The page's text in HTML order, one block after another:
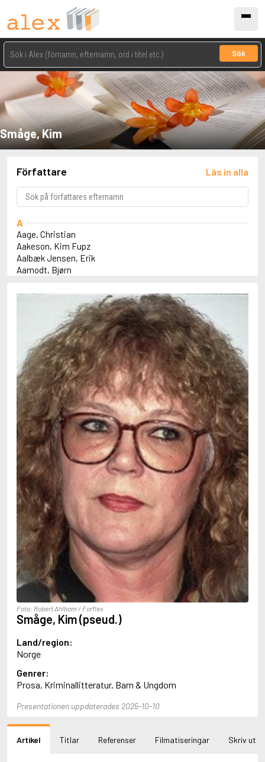
Sök
Småge, Kim
Författare Läs in alla
A
Aage, Christian
Aakeson, Kim Fupz
Aalbæk Jensen, Erik
Aamodt, Bjørn
Abbey, Kieran
Abbott, John
Abbott, Megan
Abdel-Fattah, Randa
Abdolah, Kader
Abé, Kobo
Abedi, Isabel
Abele, Inga
Abgarjan, Narine
Abish, Walter
Aboulela, Leila
Abrahams, Peter (f. 1919)
Abrahams, Peter (f. 1947)
Abrahamson, Emmy
Abse, Dannie
Abu-Jaber, Diana
Abulhawa, Susan
Aburas, Lone
Achebe, Chinua
Achmatova, Anna
Aciman, André
Ackebo, Lena
Acker, Kathy
Ackroyd, Peter
Adam de la Halle
Adamov, Arthur
Adams, Douglas
Adams, Herbert
Adams, Jane
Adams, Richard
Adbåge, Emma
Adbåge, Lisen
Adelborg, Ottilia
Adiga, Aravind
Adnan, Etel
Foto: Robert Ahlbom / Forflex
Småge, Kim (pseud.)
Land/region:
Norge
Genrer:
Prosa, Kriminallitteratur, Barn & Ungdom
Presentationen uppdaterades 2025-10-10
Artikel Titlar Referenser Filmatiseringar Skriv ut